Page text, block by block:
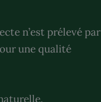
n’est prélevé par
une qualité